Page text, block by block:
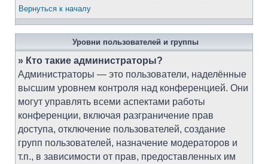
Вернуться к началу
Уровни пользователей и группы
» Кто такие администраторы?
Администраторы — это пользователи, наделённые
высшим уровнем контроля над конференцией. Они
могут управлять всеми аспектами работы
конференции, включая разграничение прав
доступа, отключение пользователей, создание
групп пользователей, назначение модераторов и
т.п., в зависимости от прав, предоставленных им